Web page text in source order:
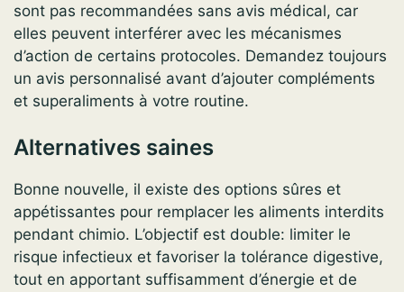
sont pas recommandées sans avis médical, car
elles peuvent interférer avec les mécanismes
d’action de certains protocoles. Demandez toujours
un avis personnalisé avant d’ajouter compléments
et superaliments à votre routine.
Alternatives saines
Bonne nouvelle, il existe des options sûres et
appétissantes pour remplacer les aliments interdits
pendant chimio. L’objectif est double: limiter le
risque infectieux et favoriser la tolérance digestive,
tout en apportant suffisamment d’énergie et de